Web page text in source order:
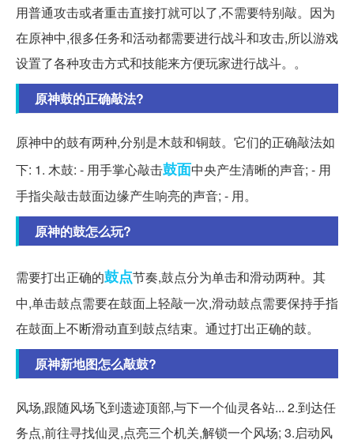
用普通攻击或者重击直接打就可以了,不需要特别敲。因为
在原神中,很多任务和活动都需要进行战斗和攻击,所以游戏
设置了各种攻击方式和技能来方便玩家进行战斗。。
原神鼓的正确敲法?
原神中的鼓有两种,分别是木鼓和铜鼓。它们的正确敲法如
下: 1. 木鼓: - 用手掌心敲击鼓面中央产生清晰的声音; - 用
手指尖敲击鼓面边缘产生响亮的声音; - 用。
原神的鼓怎么玩?
需要打出正确的鼓点节奏,鼓点分为单击和滑动两种。其
中,单击鼓点需要在鼓面上轻敲一次,滑动鼓点需要保持手指
在鼓面上不断滑动直到鼓点结束。通过打出正确的鼓。
原神新地图怎么敲鼓?
风场,跟随风场飞到遗迹顶部,与下一个仙灵各站... 2.到达任
务点,前往寻找仙灵,点亮三个机关,解锁一个风场; 3.启动风